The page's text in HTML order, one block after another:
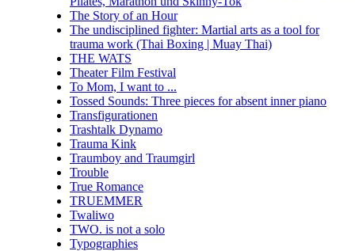
The Story of an Hour
The undisciplined fighter: Martial arts as a tool for
trauma work (Thai Boxing | Muay Thai)
THE WATS
Theater Film Festival
To Mom, I want to ...
Tossed Sounds: Three pieces for absent inner piano
Transfigurationen
Trashtalk Dynamo
Trauma Kink
Traumboy and Traumgirl
Trouble
True Romance
TRUEMMER
Twaliwo
TWO. is not a solo
Typographies